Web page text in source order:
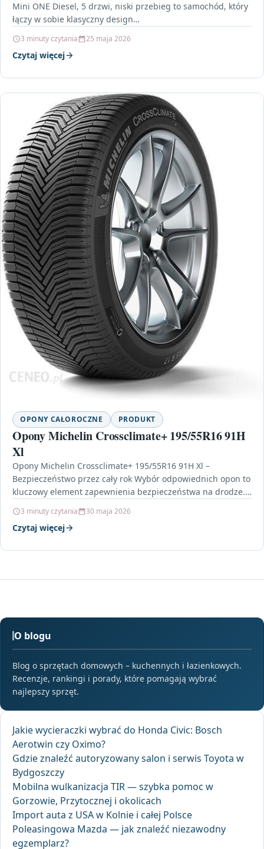
Mini ONE Diesel, 5 drzwi, niski przebieg to samochód, który
łączy w sobie klasyczny design…
3 minuty czytania 25 maja 2026
Czytaj więcej
OPONY CAŁOROCZNE PRODUKT
Opony Michelin Crossclimate+ 195/55R16 91H
Xl
Opony Michelin Crossclimate+ 195/55R16 91H Xl –
Bezpieczeństwo przez cały rok Wybór odpowiednich opon to
kluczowy element zapewnienia bezpieczeństwa na drodze.
3 minuty czytania 30 maja 2026
Czytaj więcej
O blogu
Blog o sprzętach domowych – kuchennych i łazienkowych.
Recenzje, rankingi i porady, które pomagają wybrać
najlepszy sprzęt.
Jakie wycieraczki wybrać do Honda Civic: Bosch
Aerotwin czy Oximo?
Gdzie znaleźć autoryzowany salon i serwis Toyota w
Bydgoszczy
Mobilna wulkanizacja TIR — szybka pomoc w
Gorzowie, Przytocznej i okolicach
Import auta z USA w Kolnie i całej Polsce
Poleasingowa Mazda — jak znaleźć niezawodny
egzemplarz?